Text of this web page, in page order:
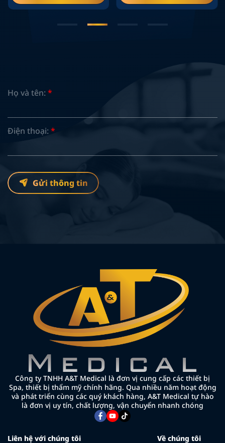
Họ và tên: *
Điện thoại: *
Gửi thông tin
Liên hệ với chúng tôi
Công ty TNHH A&T Medical là đơn vị cung cấp các thiết bị
Spa, thiết bị thẩm mỹ chính hãng. Qua nhiều năm hoạt động
và phát triển cùng các quý khách hàng, A&T Medical tự hào
là đơn vị uy tín, chất lượng, vận chuyển nhanh chóng
Về chúng tôi